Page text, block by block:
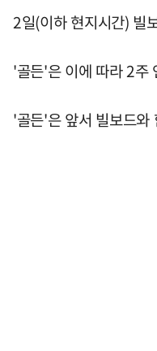
2일(이하 현지시간) 빌
'골든'은 이에 따라 2주
'골든'은 앞서 빌보드와